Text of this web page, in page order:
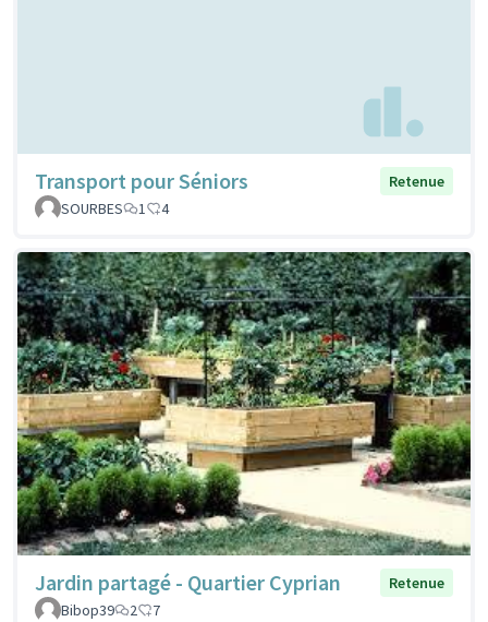
Transport pour Séniors
Retenue
SOURBES
1 4
Jardin partagé - Quartier Cyprian
Retenue
Bibop39
2 7